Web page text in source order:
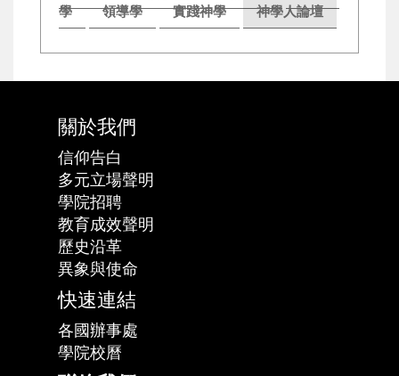
學
領導學 實踐神學 神學人論壇
關於我們
信仰告白
多元立場聲明
學院招聘
教育成效聲明
歷史沿革
異象與使命
快速連結
各國辦事處
學院校曆